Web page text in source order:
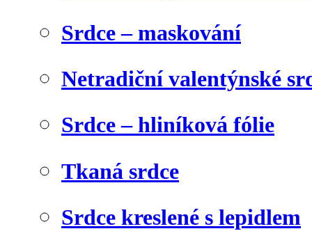
Srdce – maskování
Netradiční valentýnské
Srdce – hliníková fólie
Tkaná srdce
Srdce kreslené s lepidlem